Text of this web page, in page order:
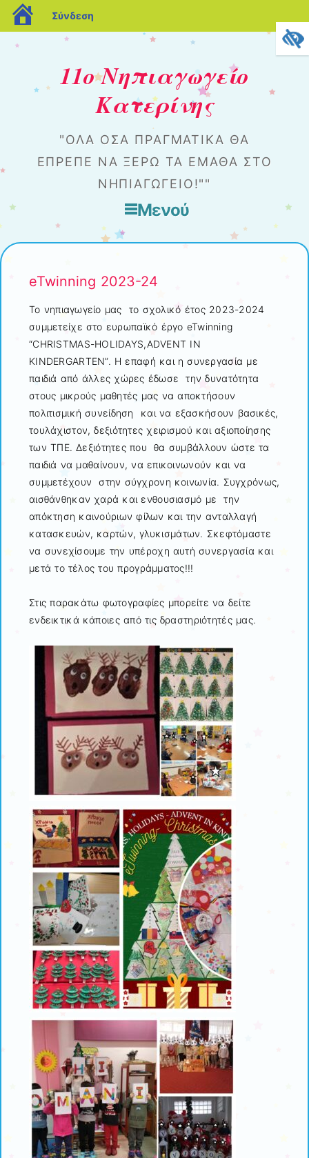
blogs.sch.gr
Σύνδεση
11ο Νηπιαγωγείο
Κατερίνης
"ΌΛΑ ΌΣΑ ΠΡΑΓΜΑΤΙΚΆ ΘΑ
ΈΠΡΕΠΕ ΝΑ ΞΈΡΩ ΤΑ ΈΜΑΘΑ ΣΤΟ
ΝΗΠΙΑΓΩΓΕΊΟ!""
Μενού
Μετάβαση στο περιεχόμενο
eTwinning 2023-24
Το νηπιαγωγείο μας το σχολικό έτος 2023-2024
συμμετείχε στο ευρωπαϊκό έργο eTwinning
“CHRISTMAS-HOLIDAYS,ADVENT IN
KINDERGARTEN”. Η επαφή και η συνεργασία με
παιδιά από άλλες χώρες έδωσε την δυνατότητα
στους μικρούς μαθητές μας να αποκτήσουν
πολιτισμική συνείδηση και να εξασκήσουν βασικές,
τουλάχιστον, δεξιότητες χειρισμού και αξιοποίησης
των ΤΠΕ. Δεξιότητες που θα συμβάλλουν ώστε τα
παιδιά να μαθαίνουν, να επικοινωνούν και να
συμμετέχουν στην σύγχρονη κοινωνία. Συγχρόνως,
αισθάνθηκαν χαρά και ενθουσιασμό με την
απόκτηση καινούριων φίλων και την ανταλλαγή
κατασκευών, καρτών, γλυκισμάτων. Σκεφτόμαστε
να συνεχίσουμε την υπέροχη αυτή συνεργασία και
μετά το τέλος του προγράμματος!!!
Στις παρακάτω φωτογραφίες μπορείτε να δείτε
ενδεικτικά κάποιες από τις δραστηριότητές μας.